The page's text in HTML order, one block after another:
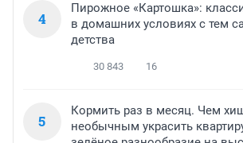
4
Пирожное «Картошка»:
в домашних условиях с тем
детства
30 843 16
5
Кормить раз в месяц. Чем
необычным украсить